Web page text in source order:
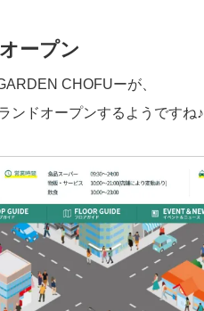
ープン
CHOFUーが、
ンドオープンするようですね♪